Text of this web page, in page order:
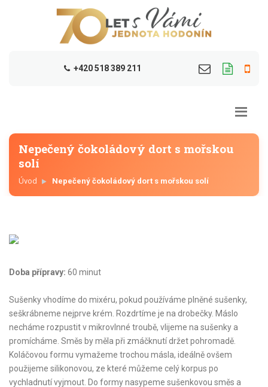
+420 518 389 211
Nepečený čokoládový dort s mořskou
solí
Úvod Nepečený čokoládový dort s mořskou solí
Doba přípravy: 60 minut
Sušenky vhodíme do mixéru, pokud používáme plněné sušenky,
seškrábneme nejprve krém. Rozdrtíme je na drobečky. Máslo
necháme rozpustit v mikrovlnné troubě, vlijeme na sušenky a
promícháme. Směs by měla při zmáčknutí držet pohromadě.
Koláčovou formu vymažeme trochou másla, ideálně ovšem
použijeme silikonovou, ze které můžeme celý korpus po
vychladnutí vyjmout. Do formy nasypeme sušenkovou směs a